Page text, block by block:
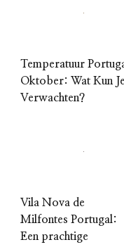
Temperatuur
Oktober: Wat Kun Je
Verwachten?
Vila Nova de
Milfontes Portugal:
Een prachtige